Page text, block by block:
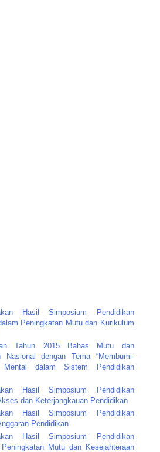
Hasil Simposium Pendidikan
Peningkatan Mutu dan Kurikulum
Tahun 2015 Bahas Mutu dan
Nasional dengan Tema “Membumi-
Mental dalam Sistem Pendidikan
Hasil Simposium Pendidikan
dan Keterjangkauan Pendidikan
Hasil Simposium Pendidikan
Pendidikan
Hasil Simposium Pendidikan
Mutu dan Kesejahteraan